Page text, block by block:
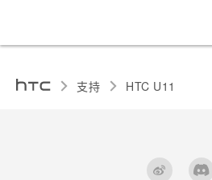
支持 HTC U11‎